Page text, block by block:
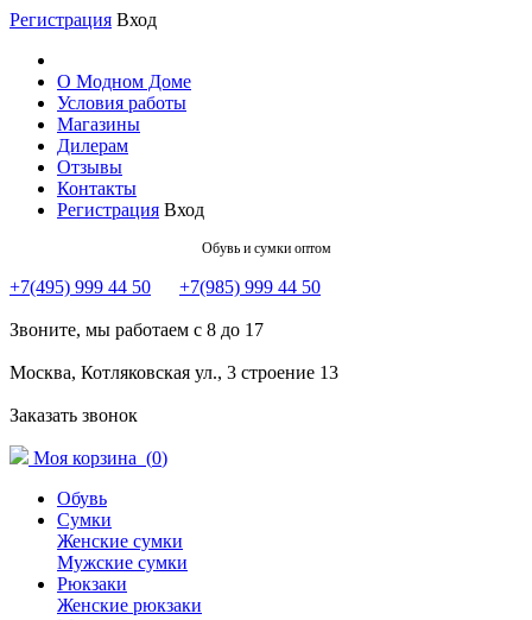
Регистрация Вход
О Модном Доме
Условия работы
Магазины
Дилерам
Отзывы
Контакты
Регистрация Вход
Обувь и сумки оптом
+7(495) 999 44 50 +7(985) 999 44 50
Звоните, мы работаем с 8 до 17
Москва, Котляковская ул., 3 строение 13
Заказать звонок
Моя корзина (0)
Обувь
Сумки
Женские сумки
Мужские сумки
Рюкзаки
Женские рюкзаки